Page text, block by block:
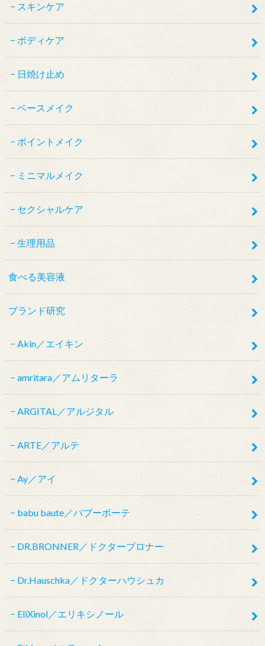
スキンケア
ボディケア
日焼け止め
ベースメイク
ポイントメイク
ミニマルメイク
セクシャルケア
生理用品
食べる美容液
ブランド研究
Akin／エイキン
amritara／アムリターラ
ARGITAL／アルジタル
ARTE／アルテ
Ay／アイ
babu baute／バブーボーテ
DR.BRONNER／ドクターブロナー
Dr.Hauschka／ドクターハウシュカ
EliXinol／エリキシノール